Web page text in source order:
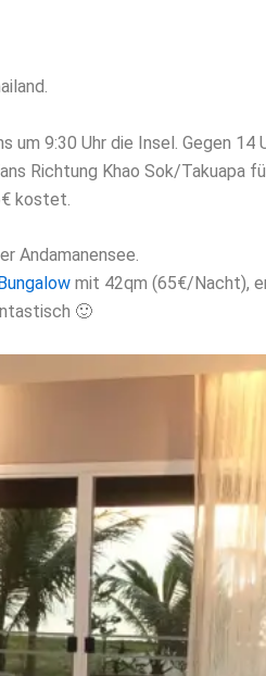
9:30 Uhr die Insel. Gegen 14
Richtung Khao Sok/Takuapa
kostet.
Andamanensee.
mit 42qm (65€/Nacht),
🙂